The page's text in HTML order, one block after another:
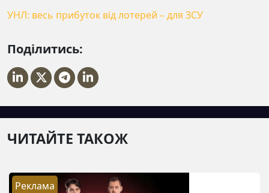
УНЛ: весь прибуток від лотерей – для ЗСУ
Поділитись:
ЧИТАЙТЕ ТАКОЖ
Реклама